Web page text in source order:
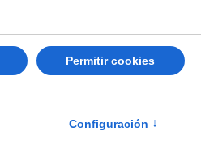
de la Universidad